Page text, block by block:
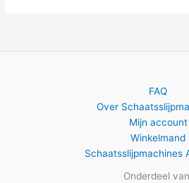
FAQ
Over
Mijn account
Winkelmand
Schaatsslijpmachines
Onderdeel